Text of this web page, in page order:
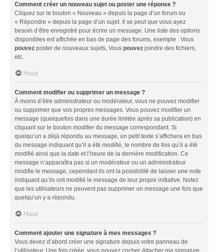
Comment créer un nouveau sujet ou poster une réponse ?
Cliquez sur le bouton « Nouveau » depuis la page d’un forum ou
« Répondre » depuis la page d’un sujet. Il se peut que vous ayez
besoin d’être enregistré pour écrire un message. Une liste des options
disponibles est affichée en bas de page des forums, exemple : Vous
pouvez poster de nouveaux sujets, Vous pouvez joindre des fichiers,
etc.
Haut
Comment modifier ou supprimer un message ?
À moins d’être administrateur ou modérateur, vous ne pouvez modifier
ou supprimer que vos propres messages. Vous pouvez modifier un
message (quelquefois dans une durée limitée après sa publication) en
cliquant sur le bouton modifierdu message correspondant. Si
quelqu’un a déjà répondu au message, un petit texte s’affichera en bas
du message indiquant qu’il a été modifié, le nombre de fois qu’il a été
modifié ainsi que la date et l’heure de la dernière modification. Ce
message n’apparaîtra pas si un modérateur ou un administrateur
modifie le message, cependant ils ont la possibilité de laisser une note
indiquant qu’ils ont modifié le message de leur propre initiative. Notez
que les utilisateurs ne peuvent pas supprimer un message une fois que
quelqu’un y a répondu.
Haut
Comment ajouter une signature à mes messages ?
Vous devez d’abord créer une signature depuis votre panneau de
l’utilisateur. Une fois créée, vous pouvez cocher Attacher ma signature